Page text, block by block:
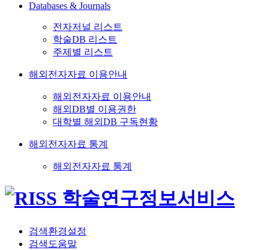
Databases & Journals
전자저널 리스트
학술DB 리스트
주제별 리스트
해외전자자료 이용안내
해외전자자료 이용안내
해외DB별 이용권한
대학별 해외DB 구독현황
해외전자자료 통계
해외전자자료 통계
검색환경설정
검색도움말